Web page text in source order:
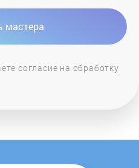
мастера
согласие на обработку